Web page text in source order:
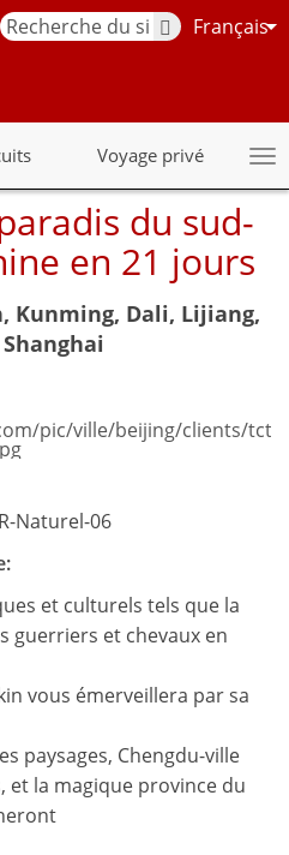
Français
Voyage privé
du sud-
en 21 jours
Kunming, Dali, Lijiang,
Naturel-06
et culturels tels que la
guerriers et chevaux en
vous émerveillera par sa
paysages, Chengdu-ville
et la magique province du